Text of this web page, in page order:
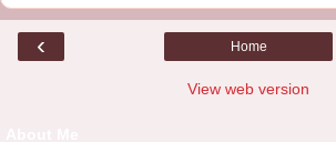
‹ Home
View web version